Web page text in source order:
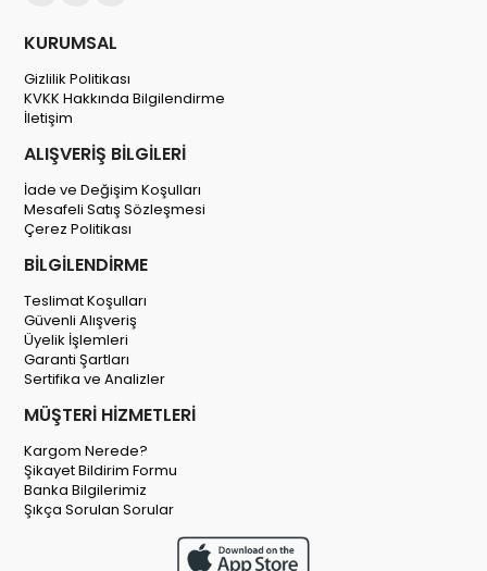
KURUMSAL
Gizlilik Politikası
KVKK Hakkında Bilgilendirme
İletişim
ALIŞVERİŞ BİLGİLERİ
İade ve Değişim Koşulları
Mesafeli Satış Sözleşmesi
Çerez Politikası
BİLGİLENDİRME
Teslimat Koşulları
Güvenli Alışveriş
Üyelik İşlemleri
Garanti Şartları
Sertifika ve Analizler
MÜŞTERİ HİZMETLERİ
Kargom Nerede?
Şikayet Bildirim Formu
Banka Bilgilerimiz
Şıkça Sorulan Sorular